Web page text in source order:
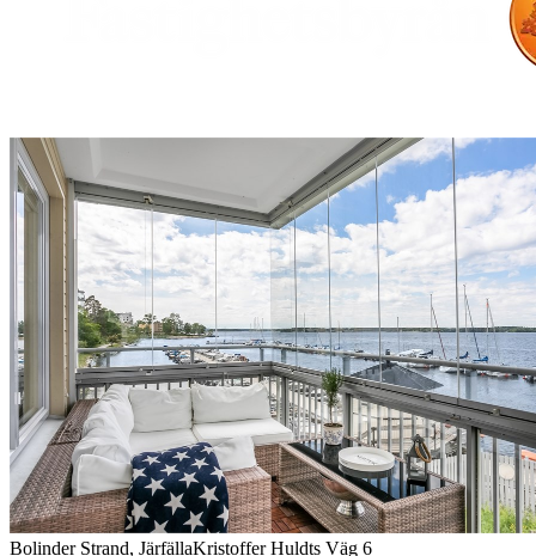
Bolinder Strand, JärfällaKristoffer Huldts Väg 6